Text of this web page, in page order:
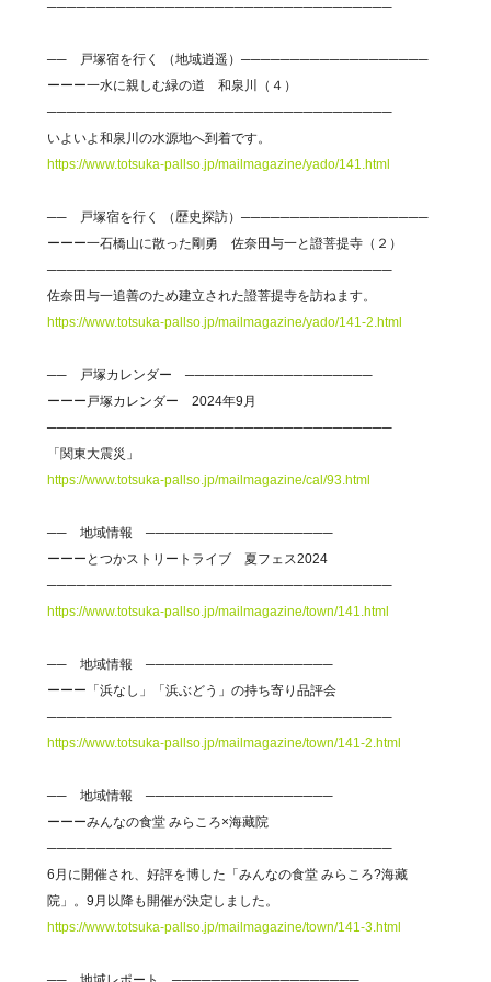
───────────────────────────────────
── 戸塚宿を行く （地域逍遥）───────────────────
ーーー一水に親しむ緑の道 和泉川（４）
───────────────────────────────────
いよいよ和泉川の水源地へ到着です。
https://www.totsuka-pallso.jp/mailmagazine/yado/141.html
── 戸塚宿を行く （歴史探訪）───────────────────
ーーー一石橋山に散った剛勇 佐奈田与一と證菩提寺（２）
───────────────────────────────────
佐奈田与一追善のため建立された證菩提寺を訪ねます。
https://www.totsuka-pallso.jp/mailmagazine/yado/141-2.html
── 戸塚カレンダー ───────────────────
ーーー戸塚カレンダー 2024年9月
───────────────────────────────────
「関東大震災」
https://www.totsuka-pallso.jp/mailmagazine/cal/93.html
── 地域情報 ───────────────────
ーーーとつかストリートライブ 夏フェス2024
───────────────────────────────────
https://www.totsuka-pallso.jp/mailmagazine/town/141.html
── 地域情報 ───────────────────
ーーー「浜なし」「浜ぶどう」の持ち寄り品評会
───────────────────────────────────
https://www.totsuka-pallso.jp/mailmagazine/town/141-2.html
── 地域情報 ───────────────────
ーーーみんなの食堂 みらころ×海藏院
───────────────────────────────────
6月に開催され、好評を博した「みんなの食堂 みらころ?海藏
院」。9月以降も開催が決定しました。
https://www.totsuka-pallso.jp/mailmagazine/town/141-3.html